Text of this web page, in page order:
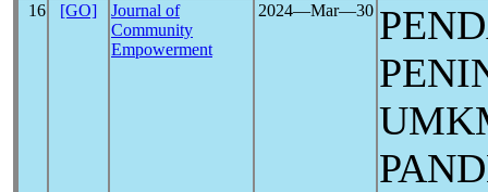
16 [GO]
Journal of
Community
Empowerment
2024―Mar―30